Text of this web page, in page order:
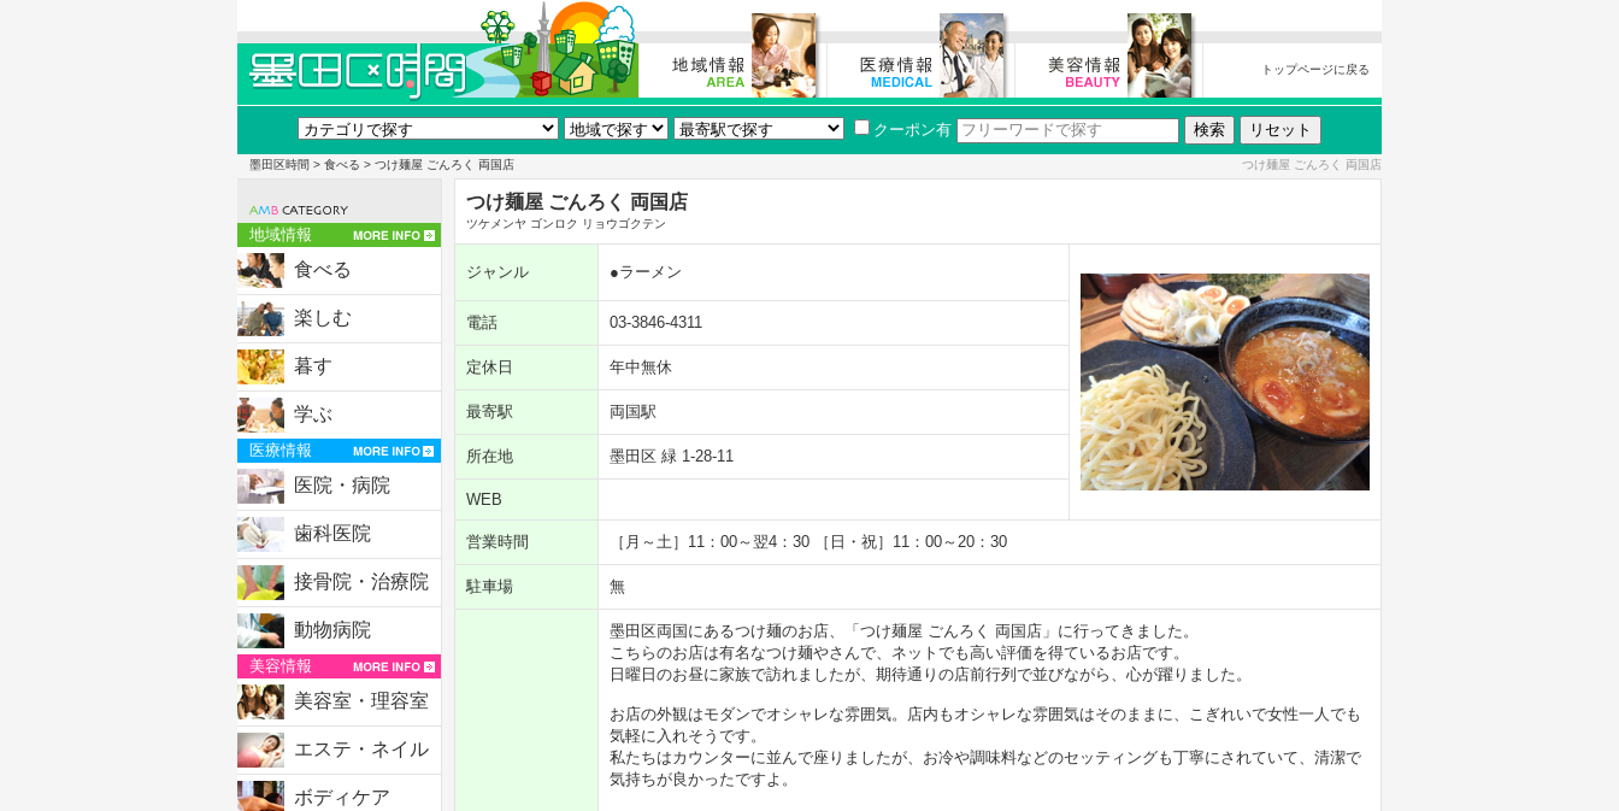
トップページに戻る
クーポン有
墨田区時間 > 食べる > つけ麺屋 ごんろく 両国店 つけ麺屋 ごんろく 両国店
地域情報
食べる
楽しむ
暮す
学ぶ
医療情報
医院・病院
歯科医院
接骨院・治療院
動物病院
美容情報
美容室・理容室
エステ・ネイル
ボディケア
つけ麺屋 ごんろく 両国店
ツケメンヤ ゴンロク リョウゴクテン
ジャンル ●ラーメン
電話 03-3846-4311
定休日 年中無休
最寄駅 両国駅
所在地 墨田区 緑 1-28-11
WEB
営業時間 ［月～土］11：00～翌4：30 ［日・祝］11：00～20：30
駐車場 無
墨田区両国にあるつけ麺のお店、「つけ麺屋 ごんろく 両国店」に行ってきました。
こちらのお店は有名なつけ麺やさんで、ネットでも高い評価を得ているお店です。
日曜日のお昼に家族で訪れましたが、期待通りの店前行列で並びながら、心が躍りました。
お店の外観はモダンでオシャレな雰囲気。店内もオシャレな雰囲気はそのままに、こぎれいで女性一人でも
気軽に入れそうです。
私たちはカウンターに並んで座りましたが、お冷や調味料などのセッティングも丁寧にされていて、清潔で
気持ちが良かったですよ。